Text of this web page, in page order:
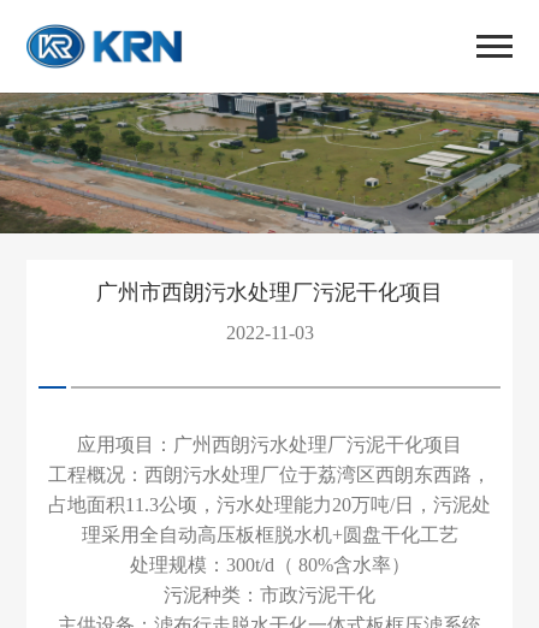
广州市西朗污水处理厂污泥干化项目
2022-11-03
应用项目：广州西朗污水处理厂污泥干化项目
工程概况：西朗污水处理厂位于荔湾区西朗东西路，
占地面积11.3公顷，污水处理能力20万吨/日，污泥处
理采用全自动高压板框脱水机+圆盘干化工艺
处理规模： 300t/d （ 80%含水率）
污泥种类：市政污泥干化